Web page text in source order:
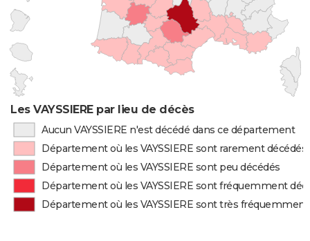
Les VAYSSIERE par lieu de décès
Aucun VAYSSIERE n'est décédé dans ce département
Département où les VAYSSIERE sont rarement décédés
Département où les VAYSSIERE sont peu décédés
Département où les VAYSSIERE sont fréquemment
Département où les VAYSSIERE sont très